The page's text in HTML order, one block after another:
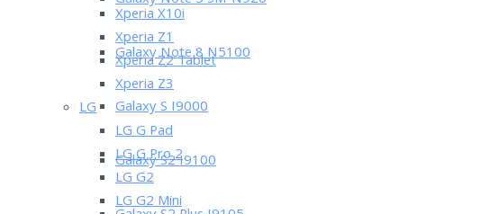
Galaxy Note 8 N5100
Galaxy S I9000
Galaxy S2 I9100
Xperia X10i
Xperia Z1
Xperia Z2 Tablet
Xperia Z3
LG
LG G Pad
LG G Pro 2
LG G2
LG G2 Mini